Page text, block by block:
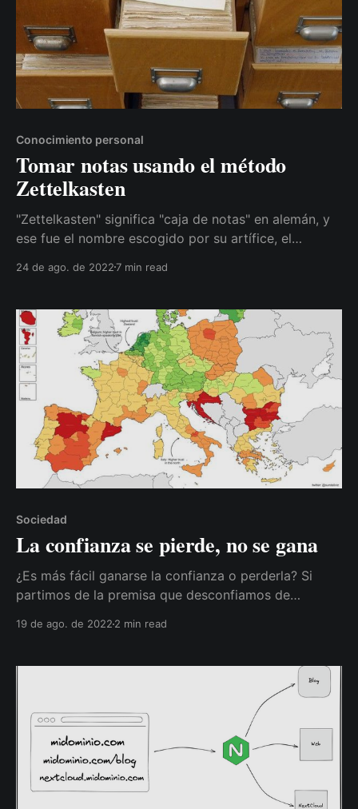
Conocimiento personal
Tomar notas usando el método
Zettelkasten
"Zettelkasten" significa "caja de notas" en alemán, y
ese fue el nombre escogido por su artífice, el
metodología.
24 de ago. de 20227 min read
Sociedad
La confianza se pierde, no se gana
¿Es más fácil ganarse la confianza o perderla? Si
partimos de la premisa que desconfiamos de
personas confíen en nosotros?
19 de ago. de 2022 2 min read